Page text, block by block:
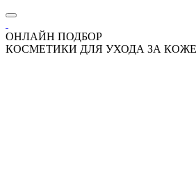
ОНЛАЙН ПОДБОР
КОСМЕТИКИ ДЛЯ УХОДА ЗА